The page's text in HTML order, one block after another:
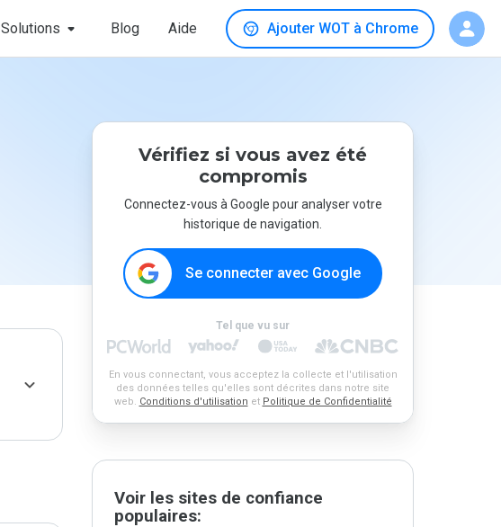
Solutions Blog Aide Ajouter WOT à Chrome
Vérifiez si vous avez été
compromis
Connectez-vous à Google pour analyser votre
historique de navigation.
Se connecter avec Google
Tel que vu sur
En vous connectant, vous acceptez la collecte et l'utilisation
des données telles qu'elles sont décrites dans notre site
web. Conditions d'utilisation et Politique de Confidentialité
Voir les sites de confiance
populaires: